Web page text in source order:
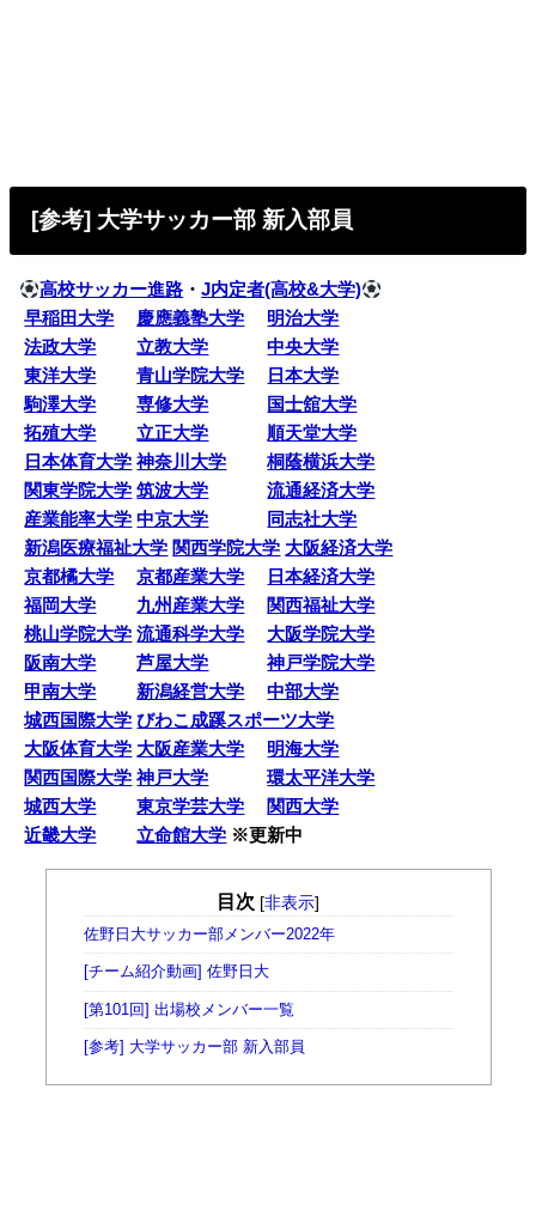
[参考] 大学サッカー部 新入部員
高校サッカー進路 ・J内定者(高校&大学)
早稲田大学
慶應義塾大学
明治大学
法政大学
立教大学
中央大学
東洋大学
青山学院大学
日本大学
駒澤大学
専修大学
国士舘大学
拓殖大学
立正大学
順天堂大学
日本体育大学 神奈川大学
桐蔭横浜大学
関東学院大学 筑波大学
流通経済大学
産業能率大学 中京大学
同志社大学
新潟医療福祉大学 関西学院大学 大阪経済大学
京都橘大学
京都産業大学
日本経済大学
福岡大学
九州産業大学
関西福祉大学
桃山学院大学 流通科学大学
大阪学院大学
阪南大学
芦屋大学
神戸学院大学
甲南大学
新潟経営大学
中部大学
城西国際大学 びわこ成蹊スポーツ大学
大阪体育大学 大阪産業大学
明海大学
関西国際大学 神戸大学
環太平洋大学
城西大学
東京学芸大学
関西大学
近畿大学
立命館大学 ※更新中
目次 [非表示]
佐野日大サッカー部メンバー2022年
[チーム紹介動画] 佐野日大
[第101回] 出場校メンバー一覧
[参考] 大学サッカー部 新入部員